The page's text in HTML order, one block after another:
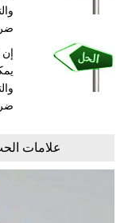
علامات